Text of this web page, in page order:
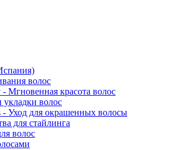
волос
Мгновенная красота волос
укладки волос
- Уход для окрашенных волосы
для стайлинга
волос